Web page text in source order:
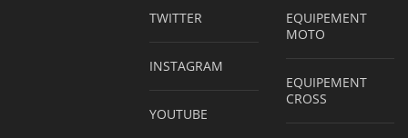
TWITTER
INSTAGRAM
YOUTUBE
EQUIPEMENT
MOTO
EQUIPEMENT
CROSS